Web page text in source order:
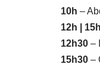
10h –
12h | 15h
12h30 –
15h30 –